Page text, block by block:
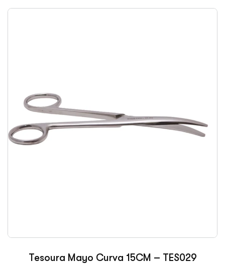
Tesoura Mayo Curva 15CM – TES029